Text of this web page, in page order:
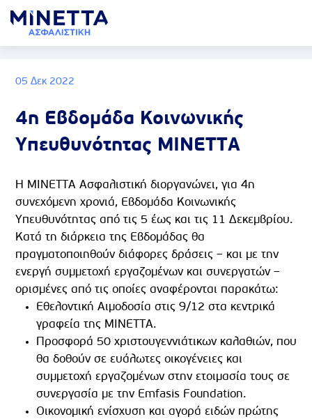
05 Δεκ 2022
4η Εβδομάδα Κοινωνικής
Υπευθυνότητας ΜΙΝΕΤΤΑ
Η ΜΙΝΕΤΤΑ Ασφαλιστική διοργανώνει, για 4η
συνεχόμενη χρονιά, Εβδομάδα Κοινωνικής
Υπευθυνότητας από τις 5 έως και τις 11 Δεκεμβρίου.
Κατά τη διάρκεια της Εβδομάδας θα
πραγματοποιηθούν διάφορες δράσεις – και με την
ενεργή συμμετοχή εργαζομένων και συνεργατών –
ορισμένες από τις οποίες αναφέρονται παρακάτω:
Εθελοντική Αιμοδοσία στις 9/12 στα κεντρικά
γραφεία της ΜΙΝΕΤΤΑ.
Προσφορά 50 χριστουγεννιάτικων καλαθιών, που
θα δοθούν σε ευάλωτες οικογένειες και
συμμετοχή εργαζομένων στην ετοιμασία τους σε
συνεργασία με την Emfasis Foundation.
Οικονομική ενίσχυση και αγορά ειδών πρώτης